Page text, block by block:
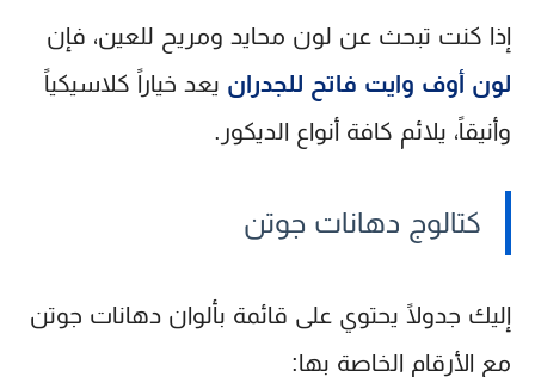
إذا كنت تبحث عن لون محايد ومريح للعين، فإن
لون أوف وايت فاتح للجدران يعد خياراً كلاسيكياً
وأنيقاً، يلائم كافة أنواع الديكور.
كتالوج دهانات جوتن
إليك جدولًا يحتوي على قائمة بألوان دهانات جوتن
مع الأرقام الخاصة بها: